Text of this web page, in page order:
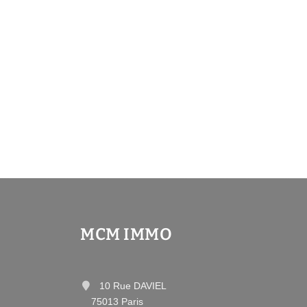
MCM IMMO
10 Rue DAVIEL
75013 Paris